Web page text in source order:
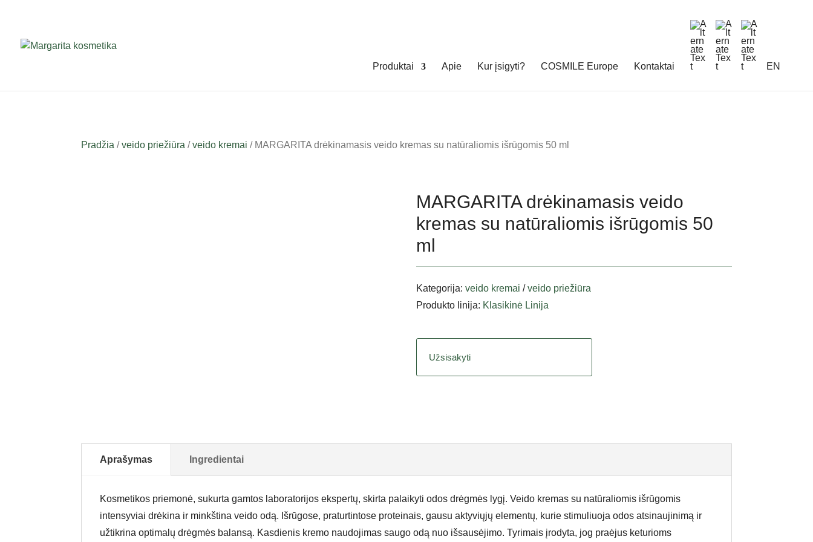
Produktai Apie Kur įsigyti? COSMILE Europe Kontaktai EN
Pradžia /veido priežiūra /veido kremai / MARGARITA drėkinamasis veido kremas su natūraliomis išrūgomis 50 ml
MARGARITA drėkinamasis veido
kremas su natūraliomis išrūgomis 50
ml
Kategorija:veido kremai /veido priežiūra
Produkto linija: Klasikinė Linija
Užsisakyti
Aprašymas Ingredientai
Kosmetikos priemonė, sukurta gamtos laboratorijos ekspertų, skirta palaikyti odos drėgmės lygį. Veido kremas su natūraliomis išrūgomis
intensyviai drėkina ir minkština veido odą. Išrūgose, praturtintose proteinais, gausu aktyviųjų elementų, kurie stimuliuoja odos atsinaujinimą ir
užtikrina optimalų drėgmės balansą. Kasdienis kremo naudojimas saugo odą nuo išsausėjimo. Tyrimais įrodyta, jog praėjus keturioms